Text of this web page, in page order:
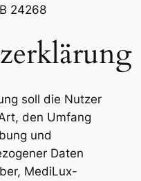
24268
soll die Nutzer
den Umfang
und
Daten
MediLux-